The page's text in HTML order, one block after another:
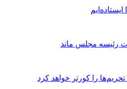
رئیسه مجلس ماند
را کورتر خواهد کرد